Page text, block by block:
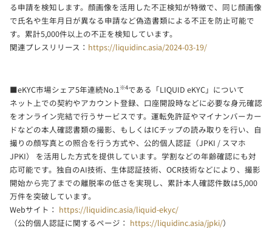
る申請を検知します。顔画像を活用した不正検知が特徴で、同じ顔画像
で氏名や生年月日が異なる申請など偽造書類による不正を防止可能で
す。累計5,000件以上の不正を検知しています。
関連プレスリリース： https://liquidinc.asia/2024-03-19/
■eKYC市場シェア5年連続No.1 ※4である「LIQUID eKYC」について
ネット上での契約やアカウント登録、口座開設時などに必要な身元確認
をオンライン完結で行うサービスです。運転免許証やマイナンバーカー
ドなどの本人確認書類の撮影、もしくはICチップの読み取りを行い、自
撮りの顔写真との照合を行う方式や、公的個人認証（JPKI / スマホ
JPKI） を活用した方式を提供しています。学割などの年齢確認にも対
応可能です。独自のAI技術、生体認証技術、OCR技術などにより、撮影
開始から完了までの離脱率の低さを実現し、累計本人確認件数は5,000
万件を突破しています。
Webサイト： https://liquidinc.asia/liquid-ekyc/
（公的個人認証に関するページ： https://liquidinc.asia/jpki/）